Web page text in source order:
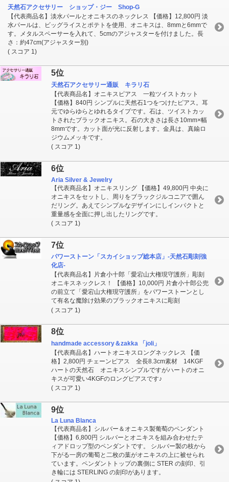
天然石アクセサリー ショップ・ジー Shop-G
【代表商品名】淡水パールとオニキスのネックレス 【価格】12,800円 淡
水パールは、ビッグライスとポテトを使用、オニキスは、8mmと6mmで
す。メタルスペーサーを入れて、5cmのアジャスターを付けました。長
さ：約47cm(アジャスター別)
( スコア 1)
5位
天然石アクセサリー通販 キラリ石
【代表商品名】オニキスピアス 一粒ツイストカット
【価格】840円 シンプルに天然石1つをつけたピアス。耳
元でゆらゆらとゆれるタイプです。石は、ツイストカッ
トされたブラックオニキス。石の大きさは長さ10mm×幅
8mmです。カット面が光に反射します。金具は、真鍮ロ
ジウムメッキです。
( スコア 1)
6位
Aria Silver & Jewelry
【代表商品名】オニキスリング 【価格】49,800円 中央に
オニキスをセットし、周りをブラックジルコニアで囲ん
だリング。あえてシンプルなデザインにしインパクトと
重量感を全面に押し出したリングです。
( スコア 1)
7位
パワーストーン「スカイショップ総本店」-天然石彫刻強
化店-
【代表商品名】片倉小十郎「愛宕山大権現守護所」彫刻
オニキスネックレス！ 【価格】10,000円 片倉小十郎公兜
の前立て「愛宕山大権現守護所」をパワーストーンとし
て有名な魔除け効果のブラックオニキスに彫刻
( スコア 1)
8位
handmade accessory＆zakka 「joli」
【代表商品名】ハートオニキスロングネックレス 【価
格】2,800円 チェーンピアス 全長8.3cm素材 14KGF
ハートの天然石 オニキスシンプルですがハートのオニ
キスが可愛い4KGFのロングピアスです♪
( スコア 1)
9位
La Luna Blanca
【代表商品名】シルバー＆オニキス製葡萄のペンダント
【価格】6,800円 シルバーとオニキスを組み合わせたテ
ィアドロップ型のペンダントです。 シルバー製の枝から
下がる一房の葡萄と二枚の葉がオニキスの上に被せられ
ています。ペンダントトップの裏側に STER の刻印、引
き輪には STERLING の刻印があります。